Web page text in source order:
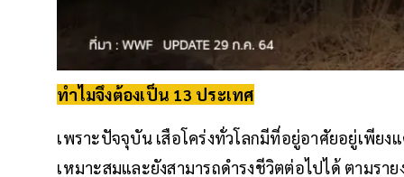
ทำไมจึงต้องเป็น 13 ประเทศ
เพราะปัจจุบัน เสือโคร่งทั่วโลกมีที่อยู่อาศัยอยู่เพีย
เหมาะสมและยังสามารถดำรงชีวิตต่อไปได้ ตามรา